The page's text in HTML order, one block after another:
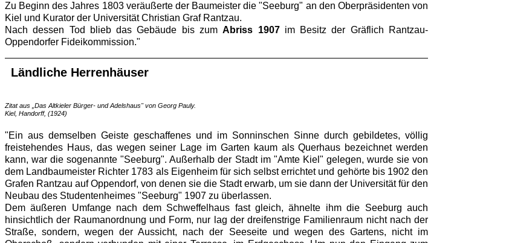
Zu Beginn des Jahres 1803 veräußerte der Baumeister die "Seeburg" an den Oberpräsidenten von
Kiel und Kurator der Universität Christian Graf Rantzau.
Nach dessen Tod blieb das Gebäude bis zumAbriss 1907im Besitz der Gräflich Rantzau-
Oppendorfer Fideikommission."
Ländliche Herrenhäuser
Zitat aus „Das Altkieler Bürger- und Adelshaus" von Georg Pauly.
Kiel, Handorff, (1924)
"Ein aus demselben Geiste geschaffenes und im Sonninschen Sinne durch gebildetes, völlig
freistehendes Haus, das wegen seiner Lage im Garten kaum als Querhaus bezeichnet werden
kann, war die sogenannte "Seeburg". Außerhalb der Stadt im "Amte Kiel" gelegen, wurde sie von
dem Landbaumeister Richter 1783 als Eigenheim für sich selbst errichtet und gehörte bis 1902 den
Grafen Rantzau auf Oppendorf, von denen sie die Stadt erwarb, um sie dann der Universität für den
Neubau des Studentenheimes "Seeburg" 1907 zu überlassen.
Dem äußeren Umfange nach dem Schweffelhaus fast gleich, ähnelte ihm die Seeburg auch
hinsichtlich der Raumanordnung und Form, nur lag der dreifenstrige Familienraum nicht nach der
Straße, sondern, wegen der Aussicht, nach der Seeseite und wegen des Gartens, nicht im